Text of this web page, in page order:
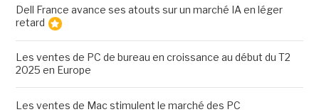
Dell France avance ses atouts sur un marché IA en léger
retard
Les ventes de PC de bureau en croissance au début du T2
2025 en Europe
Les ventes de Mac stimulent le marché des PC